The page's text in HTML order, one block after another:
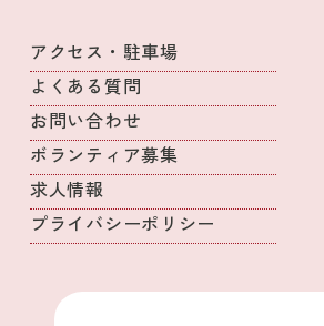
アクセス・駐車場
よくある質問
お問い合わせ
ボランティア募集
求人情報
プライバシーポリシー